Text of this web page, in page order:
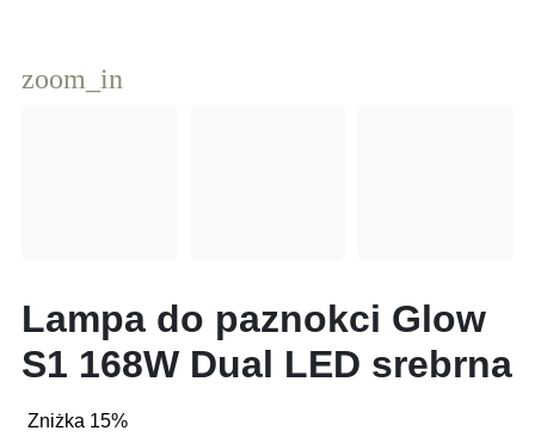
zoom_in
Lampa do paznokci Glow
S1 168W Dual LED srebrna
Zniżka 15%